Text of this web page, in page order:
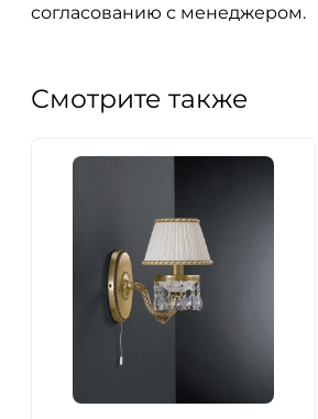
согласованию с менеджером.
Смотрите также